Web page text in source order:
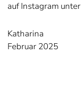
auf Instagram unter
Katharina
Februar 2025